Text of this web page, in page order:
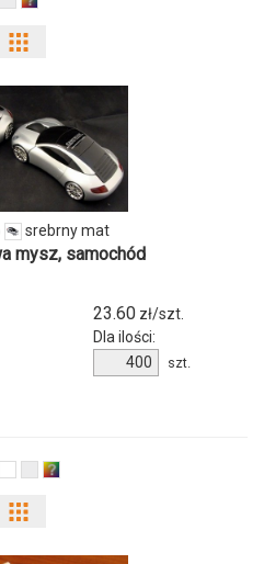
odmiany
i
ilości
produktu
7641m-
srebrny mat
mysz, samochód
23.60zł/szt.
Dla ilości:
produktu
szt.
odmiany